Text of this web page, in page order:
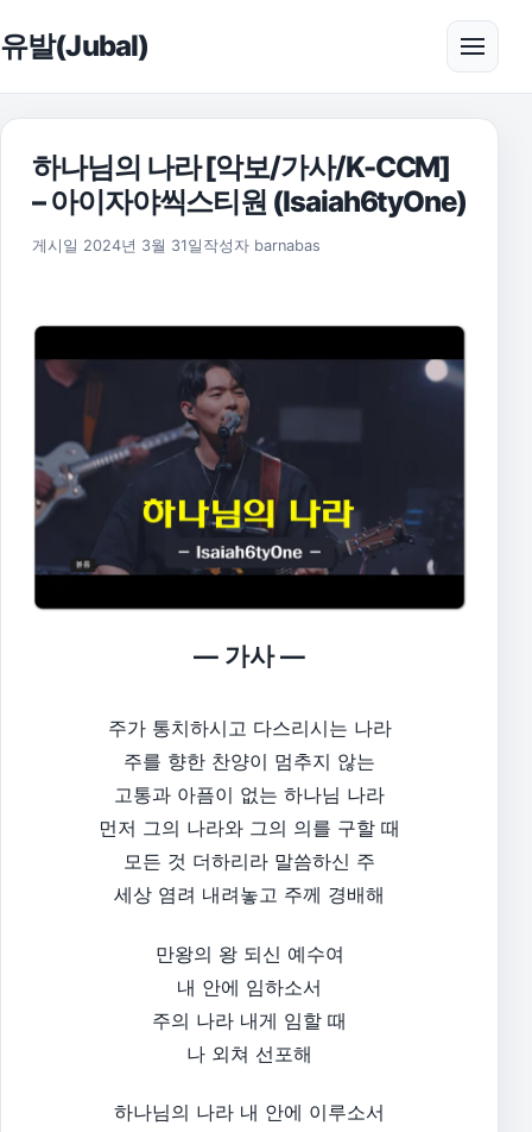
유발(Jubal) 메뉴
하나님의 나라 [악보/가사/K-CCM]
– 아이자야씩스티원 (Isaiah6tyOne)
게시일 2024년 3월 31일 2025년 11월 17일
작성자 barnabas
— 가사 —
주가 통치하시고 다스리시는 나라
주를 향한 찬양이 멈추지 않는
고통과 아픔이 없는 하나님 나라
먼저 그의 나라와 그의 의를 구할 때
모든 것 더하리라 말씀하신 주
세상 염려 내려놓고 주께 경배해
만왕의 왕 되신 예수여
내 안에 임하소서
주의 나라 내게 임할 때
나 외쳐 선포해
하나님의 나라 내 안에 이루소서